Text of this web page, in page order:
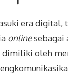
era
onlinesebagai
dimiliki oleh